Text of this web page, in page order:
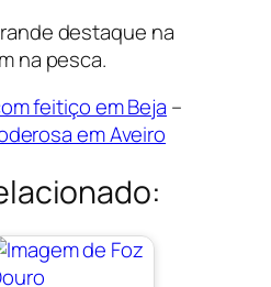
destaque na
na pesca.
feitiço em Beja –
em Aveiro